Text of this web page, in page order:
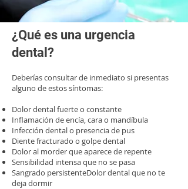
¿Qué es una urgencia
dental?
Deberías consultar de inmediato si presentas
alguno de estos síntomas:
Dolor dental fuerte o constante
Inflamación de encía, cara o mandíbula
Infección dental o presencia de pus
Diente fracturado o golpe dental
Dolor al morder que aparece de repente
Sensibilidad intensa que no se pasa
Sangrado persistenteDolor dental que no te
deja dormir